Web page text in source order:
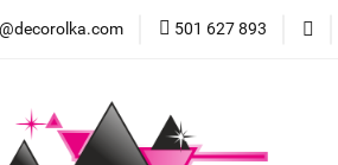
501 627 893